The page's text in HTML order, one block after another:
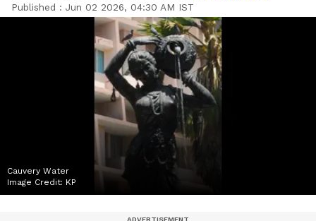
Published : Jun 02 2026, 04:30 AM IST
Cauvery Water
Image Credit: KP